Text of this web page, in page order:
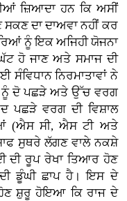
ਜ਼ਿਆਦਾ ਹਨ ਕਿ ਅਸੀਂ
ਸਕਣ ਦਾ ਦਾਅਵਾ ਨਹੀਂ ਕਰ
ਨੂੰ ਇਕ ਅਜਿਹੀ ਯੋਜਨਾ
ਹੋ ਜਾਣ ਅਤੇ ਸਮਾਜ ਦੀ
ਨਿਰਮਾਤਾਵਾਂ ਨੇ
ਨੂੰ ਦੋ ਪਛੜੇ ਅਤੇ ਉੱਚ ਵਰਗ
ਪਛੜੇ ਵਰਗ ਦੀ ਵਿਸ਼ਾਲ
(ਐਸ ਸੀ, ਐਸ ਟੀ ਅਤੇ
ਸੁਥਰੇ ਲੱਗਣ ਵਾਲੇ ਨਕਸ਼ੇ
ਦੀ ਰੂਪ ਰੇਖਾ ਤਿਆਰ ਹੋਣ
ਡੂੰਘੀ ਛਾਪ ਹੈ। ਇਸ ਦੇ
ਸ਼ੁਰੂ ਹੋਇਆ ਕਿ ਰਾਜ ਦੇ